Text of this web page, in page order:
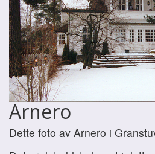
Arnero
Dette foto av Arnero i